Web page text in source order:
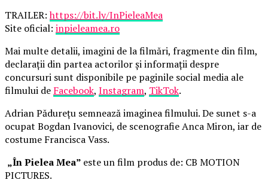
TRAILER:https://bit.ly/InPieleaMea
Site oficial: inpieleamea.ro
Mai multe detalii, imagini de la filmări, fragmente din film,
declarații din partea actorilor și informații despre
concursuri sunt disponibile pe paginile social media ale
filmului de Facebook, Instagram, TikTok.
Adrian Pădurețu semnează imaginea filmului. De sunet s-a
ocupat Bogdan Ivanovici, de scenografie Anca Miron, iar de
costume Francisca Vass.
„În Pielea Mea” este un film produs de: CB MOTION
PICTURES.